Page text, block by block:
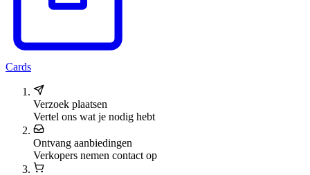
Cards
Verzoek plaatsen
Vertel ons wat je nodig hebt
Ontvang aanbiedingen
Verkopers nemen contact op